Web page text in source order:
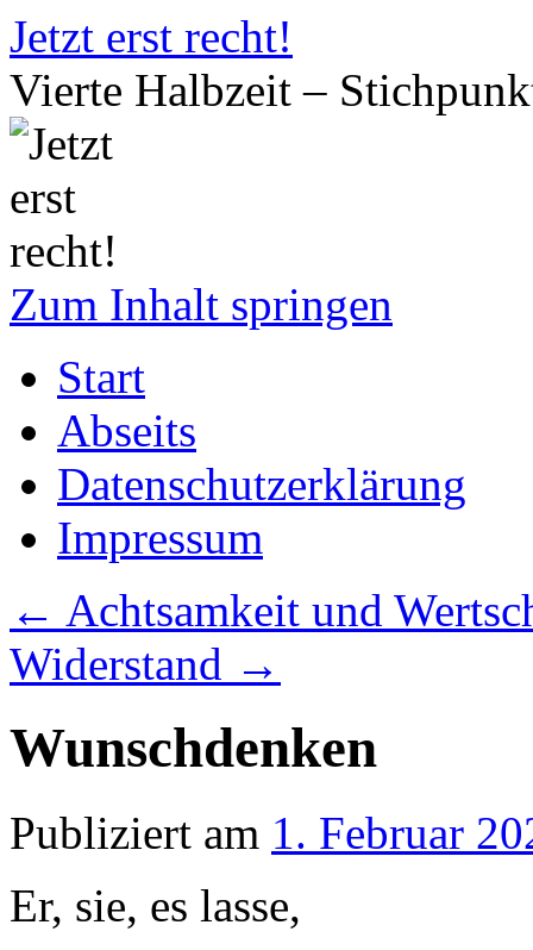
Jetzt erst recht!
Vierte Halbzeit –
Zum Inhalt springen
Start
Abseits
Datenschutzerklärung
Impressum
← Achtsamkeit und
Widerstand →
Wunschdenken
Publiziert am 1. Februar
Er, sie, es lasse,